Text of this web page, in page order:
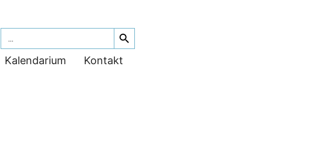
Search
for:
Search Button
Kalendarium Kontakt